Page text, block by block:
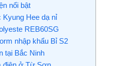
nổi bật
Hee dạ nỉ
REB60SG
nhập khẩu Bỉ S2
tại Bắc Ninh